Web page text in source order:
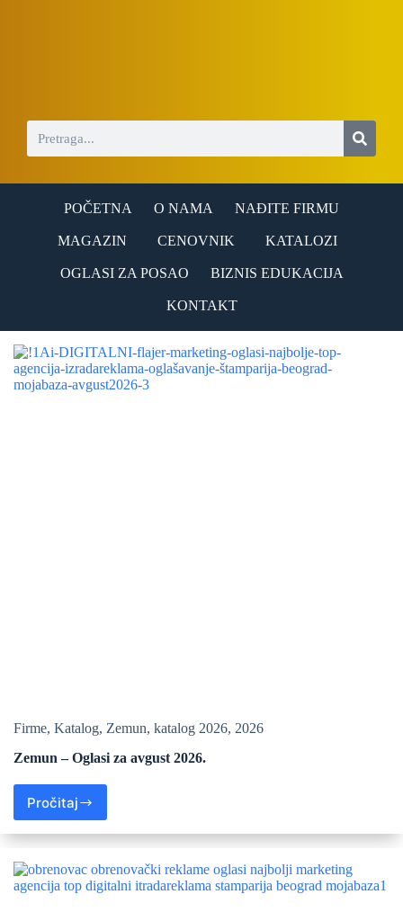
POČETNA O NAMA NAĐITE FIRMU
MAGAZIN CENOVNIK KATALOZI
OGLASI ZA POSAO BIZNIS EDUKACIJA
KONTAKT
Firme, Katalog, Zemun, katalog 2026, 2026
Zemun – Oglasi za avgust 2026.
Pročitaj